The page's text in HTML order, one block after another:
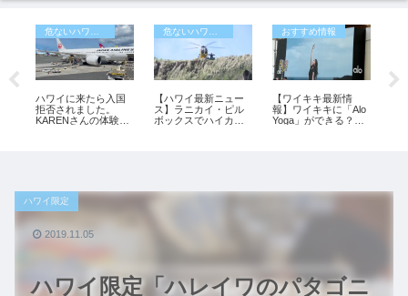
ハワイに来たら入国
拒否されました。
KARENさんの体験談
【ハワイ最新ニュー
ス】ラニカイ・ピル
ボックスでハイカー
おすすめ情報
【ワイキキ最新情
報】ワイキキに「Alo
Yoga」ができる？ど
ハワイ限定「ハレイワのパタゴニ
ハワイ限定
2019.11.05